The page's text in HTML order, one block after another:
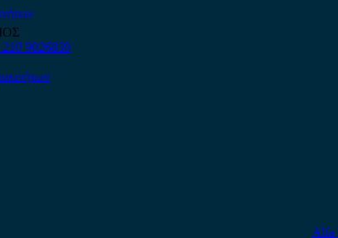
210 9026839
Alfa